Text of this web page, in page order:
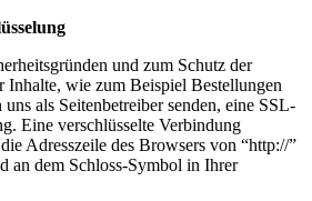
und zum Schutz der
Inhalte, wie zum Beispiel Bestellungen
als Seitenbetreiber senden, eine SSL-
Eine verschlüsselte Verbindung
Adresszeile des Browsers von “http://”
an dem Schloss-Symbol in Ihrer